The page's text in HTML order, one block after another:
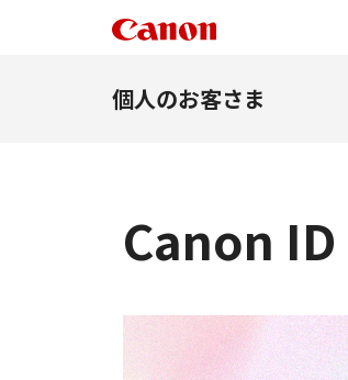
個人のお客さま
Canon ID